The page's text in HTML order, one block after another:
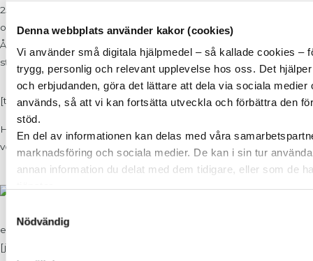
Denna webbplats använder kakor (cookies)
Vi använder små digitala hjälpmedel – så kallade cookies –
trygg, personlig och relevant upplevelse hos oss. Det
och erbjudanden, göra det lättare att dela via sociala
används, så att vi kan fortsätta utveckla och förbättra den
stöd.
En del av informationen kan delas med våra
marknadsföring och sociala medier. De kan i sin tur
annan information du delat med dem tidigare, eller som de
SockerSkolan.
Nödvändig
250 g färsk brysselkål 2 avocado 1 röd grape 1 liten rödlök 2 msk
olivolja 1 tsk vitvinsvinäger 1 nypa chiliflakes Flingsalt och peppar
Ånga brysselkålen och låt svalna Dela avocadon och skär i tunna
strimlor, ”vänd” av...
[tabby title=”Mer…”]
Här ligger flera av våra favoritrecept som inte får plats under de 4
veckorna eller innehåller mjölk.
Äggmjölk
eller kanske rent utav som en egen dricka med smaksättning.
[jmheart page_id=776]